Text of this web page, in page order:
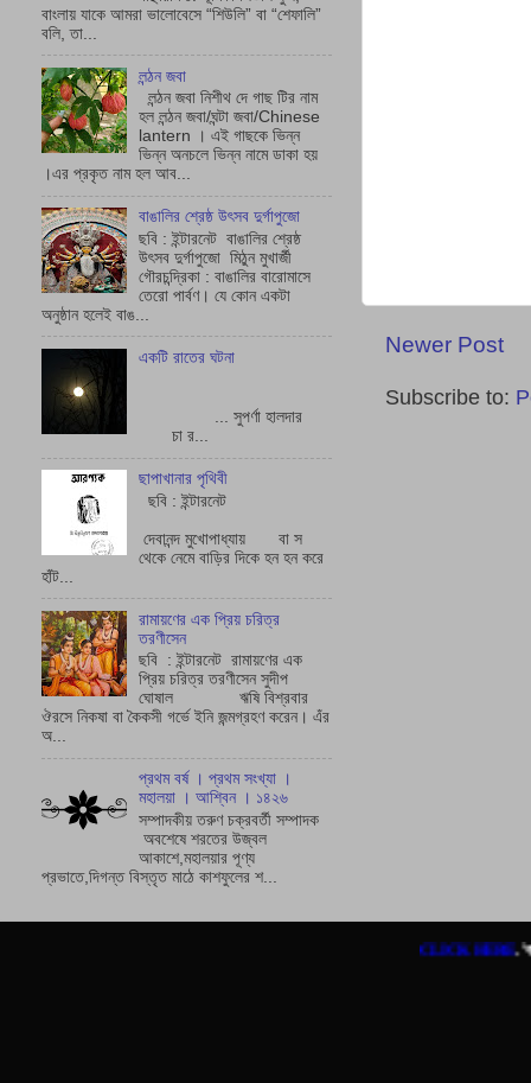
Newer Post
Subscribe to:
বাংলায় যাকে আমরা ভালোবেসে “শিউলি” বা “শেফালি”
বলি, তা...
লন্ঠন জবা
লন্ঠন জবা নিশীথ দে গাছ টির নাম
হল লন্ঠন জবা/ঘন্টা জবা/Chinese
lantern । এই গাছকে ভিন্ন
ভিন্ন অনচলে ভিন্ন নামে ডাকা হয়
।এর প্রকৃত নাম হল আব...
বাঙালির শ্রেষ্ঠ উৎসব দুর্গাপুজো
ছবি : ইন্টারনেট বাঙালির শ্রেষ্ঠ
উৎসব দুর্গাপুজো মিঠুন মুখার্জী
গৌরচন্দ্রিকা : বাঙালির বারোমাসে
তেরো পার্বণ। যে কোন একটা
অনুষ্ঠান হলেই বাঙ...
একটি রাতের ঘটনা
... সুপর্ণা হালদার
চা র...
ছাপাখানার পৃথিবী
ছবি : ইন্টারনেট
দেবানন্দ মুখোপাধ্যায় বা স
থেকে নেমে বাড়ির দিকে হন হন করে
হাঁট...
রামায়ণের এক প্রিয় চরিত্র
তরণীসেন
ছবি : ইন্টারনেট রামায়ণের এক
প্রিয় চরিত্র তরণীসেন সুদীপ
ঘোষাল ঋষি বিশ্রবার
ঔরসে নিকষা বা কৈকসী গর্ভে ইনি জন্মগ্রহণ করেন। এঁর
অ...
প্রথম বর্ষ । প্রথম সংখ্যা ।
মহালয়া । আশ্বিন । ১৪২৬
সম্পাদকীয় তরুণ চক্রবর্তী সম্পাদক
অবশেষে শরতের উজ্বল
আকাশে,মহালয়ার পূণ্য
প্রভাতে,দিগন্ত বিস্তৃত মাঠে কাশফুলের শ...
.'বইসই' ওয়েবজিনের